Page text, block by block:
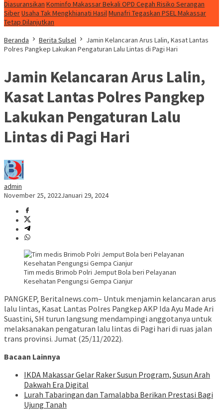
Diasuransikan Kominfo Makassar Bekali OPD Cegah Risiko Serangan
SiberUsaha Tak Mengkhianati HasilMunafri Tegaskan PSEL Makassar
Tetap Dilanjutkan
Beranda
Berita Sulsel
Jamin Kelancaran Arus Lalin, Kasat Lantas
Polres Pangkep Lakukan Pengaturan Lalu Lintas di Pagi Hari
Jamin Kelancaran Arus Lalin,
Kasat Lantas Polres Pangkep
Lakukan Pengaturan Lalu
Lintas di Pagi Hari
admin
November 25, 2022Januari 29, 2024
Tim medis Brimob Polri Jemput Bola beri Pelayanan
Kesehatan Pengungsi Gempa Cianjur
PANGKEP, BeritaInews.com– Untuk menjamin kelancaran arus
lalu lintas, Kasat Lantas Polres Pangkep AKP Ida Ayu Made Ari
Suastini, SH turun langsung mendampingi anggotanya untuk
melaksanakan pengaturan lalu lintas di Pagi hari di ruas jalan
trans provinsi. Jumat (25/11/2022).
Bacaan Lainnya
IKDA Makassar Gelar Raker Susun Program, Susun Arah
Dakwah Era Digital
Lurah Tabaringan dan Tamalabba Berikan Prestasi Bagi
Ujung Tanah